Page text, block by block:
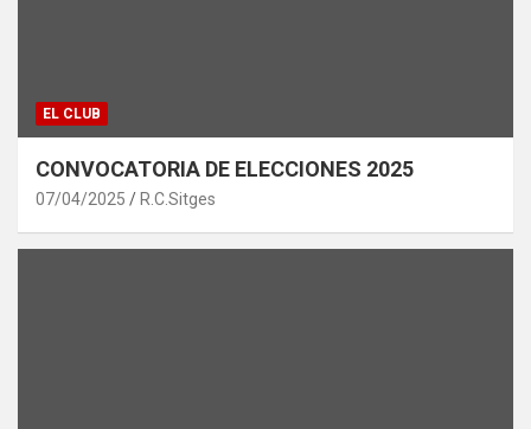
EL CLUB
CONVOCATORIA DE ELECCIONES 2025
07/04/2025 R.C.Sitges